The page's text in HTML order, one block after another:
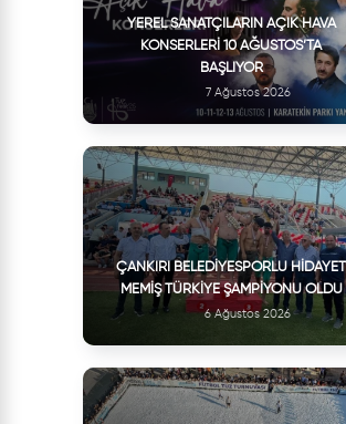
YEREL SANATÇILARIN AÇIK HAVA
KONSERLERI 10 AĞUSTOS’TA
BAŞLIYOR
7 Ağustos 2026
ÇANKIRI BELEDIYESPORLU HIDAYET
MEMIŞ TÜRKIYE ŞAMPIYONU OLDU
6 Ağustos 2026